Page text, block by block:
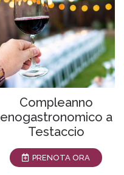
Compleanno
enogastronomico a
Testaccio
PRENOTA ORA